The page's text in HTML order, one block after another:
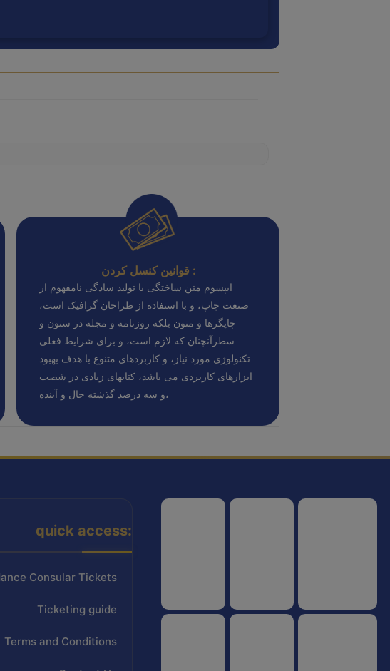
قوانین کنسل کردن :
ایپسوم متن ساختگی با تولید سادگی نامفهوم از
صنعت چاپ، و با استفاده از طراحان گرافیک است،
چاپگرها و متون بلکه روزنامه و مجله در ستون و
سطرآنچنان که لازم است، و برای شرایط فعلی
تکنولوژی مورد نیاز، و کاربردهای متنوع با هدف بهبود
ابزارهای کاربردی می باشد، کتابهای زیادی در شصت
و سه درصد گذشته حال و آینده،
quick access:
Consular Tickets
Ticketing guide
Terms and Conditions